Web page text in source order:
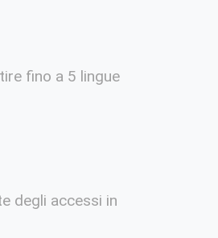
fino a 5 lingue
degli accessi in